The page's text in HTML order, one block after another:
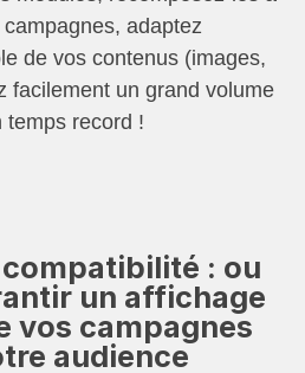
campagnes, adaptez
de vos contenus (images,
un grand volume
temps record !
: ou
un affichage
vos campagnes
audience